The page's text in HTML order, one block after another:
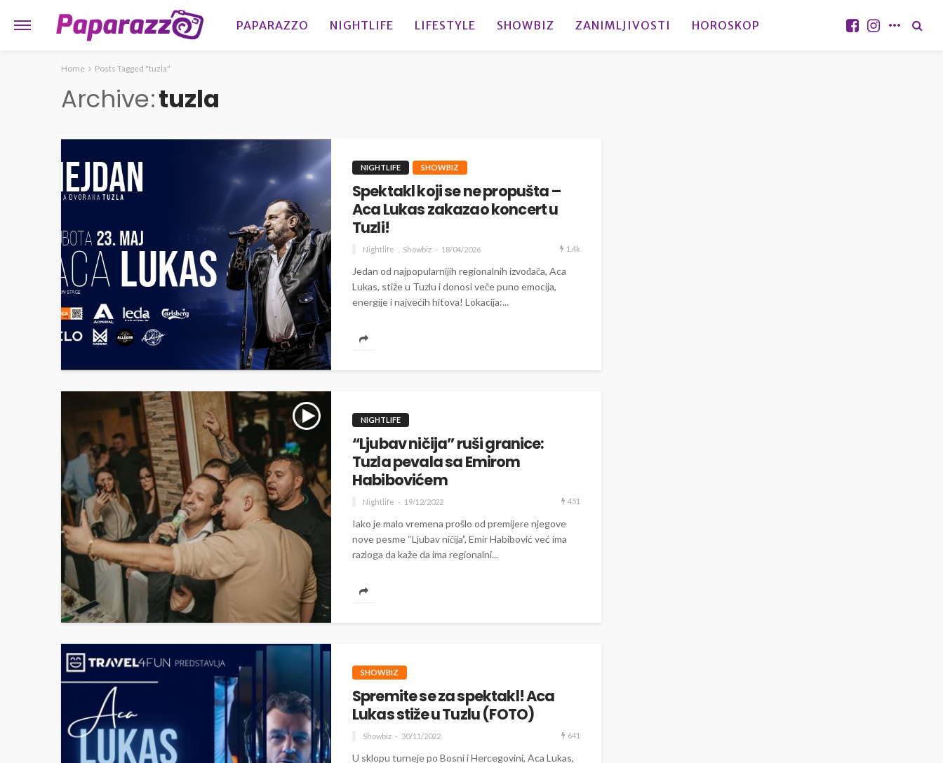
PAPARAZZO NIGHTLIFE LIFESTYLE SHOWBIZ ZANIMLJIVOSTI HOROSKOP
Home Posts Tagged "tuzla"
Archive tuzla
NIGHTLIFE SHOWBIZ
Spektakl koji se ne propušta –
Aca Lukas zakazao koncert u
Tuzli!
Nightlife Showbiz 18/04/2026 1.4k
Jedan od najpopularnijih regionalnih izvođača, Aca
Lukas, stiže u Tuzlu i donosi veče puno emocija,
energije i najvećih hitova! Lokacija:...
NIGHTLIFE
“Ljubav ničija” ruši granice:
Tuzla pevala sa Emirom
Habibovićem
Nightlife 19/12/2022 451
Iako je malo vremena prošlo od premijere njegove
nove pesme “Ljubav ničija”, Emir Habibović već ima
razloga da kaže da ima regionalni...
SHOWBIZ
Spremite se za spektakl! Aca
Lukas stiže u Tuzlu (FOTO)
Showbiz 30/11/2022 641
U sklopu turneje po Bosni i Hercegovini, Aca Lukas,